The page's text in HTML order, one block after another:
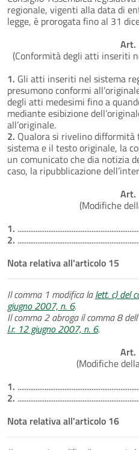
regionale, vigenti alla data di
legge, è prorogata fino al 31
Art.
(Conformità degli atti inseriti
1. Gli atti inseriti nel sistema
presumono conformi
degli atti medesimi fino a
mediante esibizione
all’originale.
2. Qualora si rivelino
sistema e il testo originale, la
un comunicato che dia notizia
caso, la ripubblicazione
Art.
(Modifiche
1.
2.
Nota relativa all'articolo 15
Il comma 1 modifica lalett. c) del
giugno 2007, n. 6.
Il comma 2 abroga il comma 8
l.r. 12 giugno 2007, n. 6.
Art.
(Modifiche
1.
2.
Nota relativa all'articolo 16